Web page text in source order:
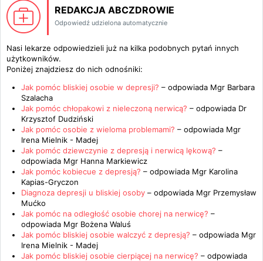
REDAKCJA ABCZDROWIE
Odpowiedź udzielona automatycznie
Nasi lekarze odpowiedzieli już na kilka podobnych pytań innych
użytkowników.
Poniżej znajdziesz do nich odnośniki:
Jak pomóc bliskiej osobie w depresji? – odpowiada Mgr Barbara
Szalacha
Jak pomóc chłopakowi z nieleczoną nerwicą? – odpowiada Dr
Krzysztof Dudziński
Jak pomóc osobie z wieloma problemami? – odpowiada Mgr
Irena Mielnik - Madej
Jak pomóc dziewczynie z depresją i nerwicą lękową? –
odpowiada Mgr Hanna Markiewicz
Jak pomóc kobiecue z depresją? – odpowiada Mgr Karolina
Kapias-Gryczon
Diagnoza depresji u bliskiej osoby – odpowiada Mgr Przemysław
Mućko
Jak pomóc na odległość osobie chorej na nerwicę? –
odpowiada Mgr Bożena Waluś
Jak pomóc bliskiej osobie walczyć z depresją? – odpowiada Mgr
Irena Mielnik - Madej
Jak pomóc bliskiej osobie cierpiącej na nerwicę? – odpowiada